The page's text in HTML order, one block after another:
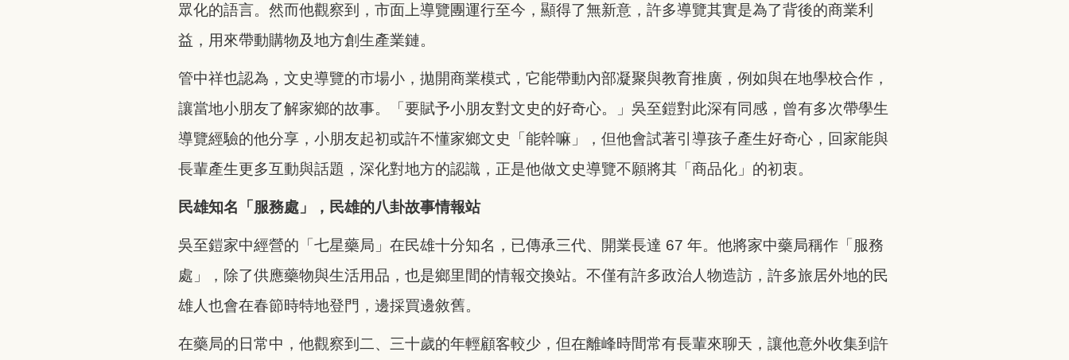
眾化的語言。然而他觀察到，市面上導覽團運行至今，顯得了無新意，許多導覽其實是為了背後的商業利
益，用來帶動購物及地方創生產業鏈。
管中祥也認為，文史導覽的市場小，拋開商業模式，它能帶動內部凝聚與教育推廣，例如與在地學校合作，
讓當地小朋友了解家鄉的故事。「要賦予小朋友對文史的好奇心。」吳至鎧對此深有同感，曾有多次帶學生
導覽經驗的他分享，小朋友起初或許不懂家鄉文史「能幹嘛」，但他會試著引導孩子產生好奇心，回家能與
長輩產生更多互動與話題，深化對地方的認識，正是他做文史導覽不願將其「商品化」的初衷。
民雄知名「服務處」，民雄的八卦故事情報站
吳至鎧家中經營的「七星藥局」在民雄十分知名，已傳承三代、開業長達 67 年。他將家中藥局稱作「服務
處」，除了供應藥物與生活用品，也是鄉里間的情報交換站。不僅有許多政治人物造訪，許多旅居外地的民
雄人也會在春節時特地登門，邊採買邊敘舊。
在藥局的日常中，他觀察到二、三十歲的年輕顧客較少，但在離峰時間常有長輩來聊天，讓他意外收集到許